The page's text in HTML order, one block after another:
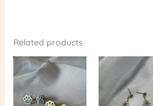
Related products